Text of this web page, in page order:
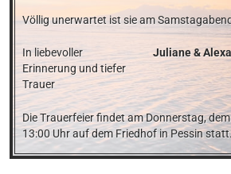
Völlig unerwartet ist sie am
In liebevoller
Erinnerung und tiefer
Trauer
Juliane &
Die Trauerfeier findet am Donnerstag,
13:00 Uhr auf dem Friedhof in Pessin